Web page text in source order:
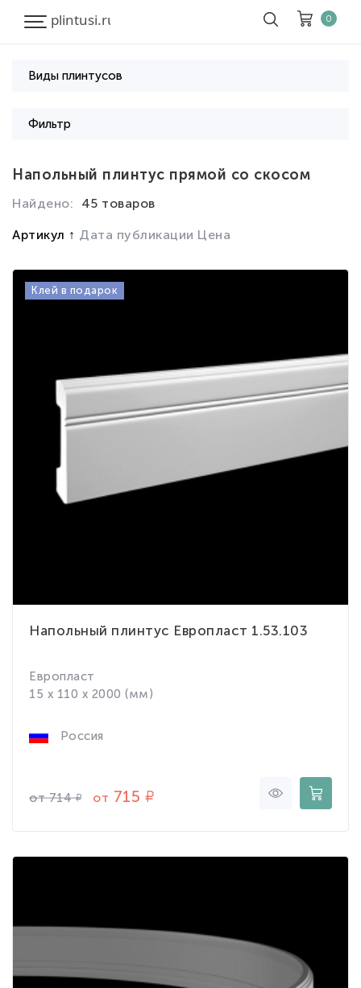
Скидка
0
0
Виды плинтусов
Фильтр
Напольный плинтус прямой со скосом
Найдено: 45 товаров
Артикул Дата публикации Цена
Клей в подарок
Напольный плинтус Европласт 1.53.103
Европласт
15 x 110 x 2000 (мм)
Россия
от714 от 715